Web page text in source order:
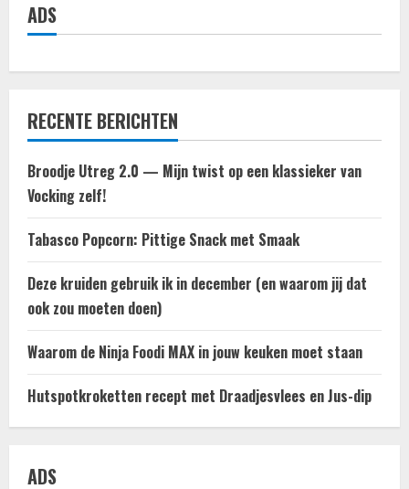
e
ADS
RECENTE BERICHTEN
Broodje Utreg 2.0 — Mijn twist op een klassieker van
Vocking zelf!
Tabasco Popcorn: Pittige Snack met Smaak
Deze kruiden gebruik ik in december (en waarom jij dat
ook zou moeten doen)
Waarom de Ninja Foodi MAX in jouw keuken moet staan
Hutspotkroketten recept met Draadjesvlees en Jus-dip
ADS